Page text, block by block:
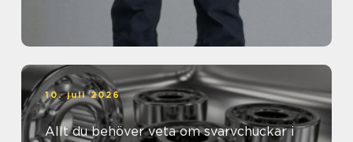
10. juli 2026
Allt du behöver veta om svarvchuckar i